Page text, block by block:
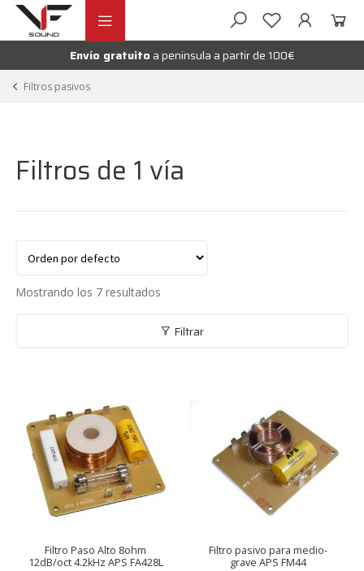
Ir
navegación
Ir
contenidoEnvío gratuito a peninsula a partir de 100€
Filtros pasivos
Filtros de 1 vía
Mostrando los 7 resultados
Filtrar
Filtro Paso Alto 8ohm
12dB/oct 4.2kHz APS FA428L
Filtro pasivo para medio-
grave APS FM44